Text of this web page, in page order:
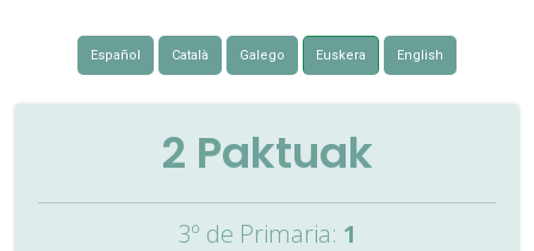
Español Català Galego Euskera English
2 Paktuak
3º de Primaria: 1